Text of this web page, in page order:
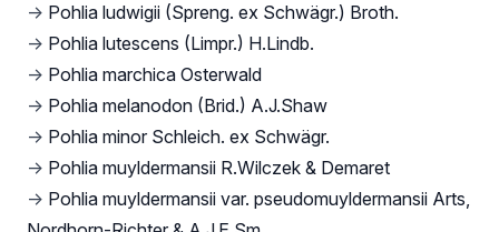
→ Pohlia ludwigii (Spreng. ex Schwägr.) Broth.
→ Pohlia lutescens (Limpr.) H.Lindb.
→ Pohlia marchica Osterwald
→ Pohlia melanodon (Brid.) A.J.Shaw
→ Pohlia minor Schleich. ex Schwägr.
→ Pohlia muyldermansii R.Wilczek & Demaret
→ Pohlia muyldermansii var. pseudomuyldermansii Arts,